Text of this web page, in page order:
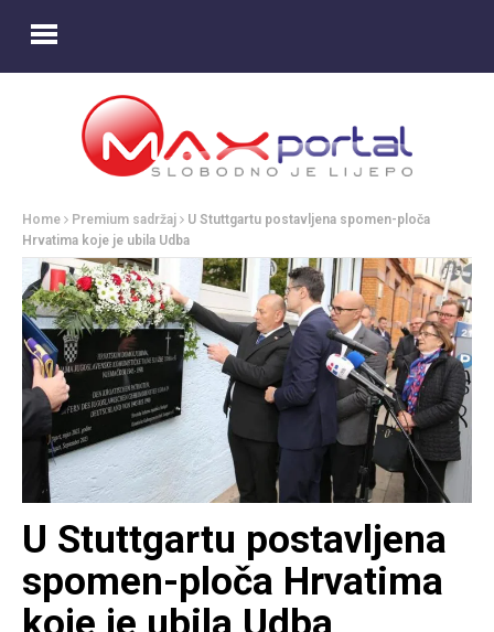
Home Premium sadržaj
U Stuttgartu postavljena spomen-ploča
Hrvatima koje je ubila Udba
U Stuttgartu postavljena
spomen-ploča Hrvatima